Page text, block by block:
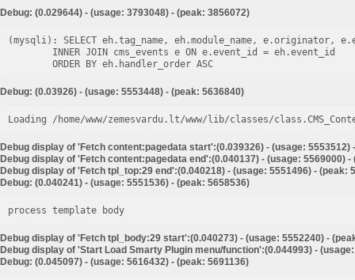
Debug: (0.029644) - (usage: 3793048) - (peak: 3856072)
(mysqli): SELECT eh.tag_name, eh.module_name, e.originator,
Debug: (0.03926) - (usage: 5553448) - (peak: 5636840)
Loading /home/www/zemesvardu.lt/www/lib/classes/
Debug display of 'Fetch content:pagedata start':(0.039326) - (usage: 5553512)
Debug display of 'Fetch content:pagedata end':(0.040137) - (usage: 5569000) -
Debug display of 'Fetch tpl_top:29 end':(0.040218) - (usage: 5551496) - (peak:
Debug: (0.040241) - (usage: 5551536) - (peak: 5658536)
process template body
Debug display of 'Fetch tpl_body:29 start':(0.040273) - (usage: 5552240) -
Debug display of 'Start Load Smarty Plugin menu/function':(0.044993) -
Debug: (0.045097) - (usage: 5616432) - (peak: 5691136)